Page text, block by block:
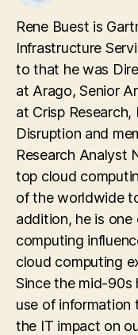
Rene Buest is
Infrastructure
to that he was
at Arago, Senior
at Crisp
Disruption and
Research Analyst
top cloud
of the worldwide
addition, he is one
computing
cloud computing
Since the mid-90s
use of information
the IT impact on